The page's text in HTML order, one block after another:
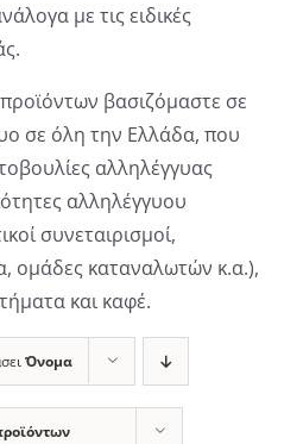
με τις ειδικές
βασιζόμαστε σε
σε όλη την Ελλάδα, που
αλληλέγγυας
αλληλέγγυου
συνεταιρισμοί,
ομάδες καταναλωτών κ.α.),
και καφέ.
Όνομα